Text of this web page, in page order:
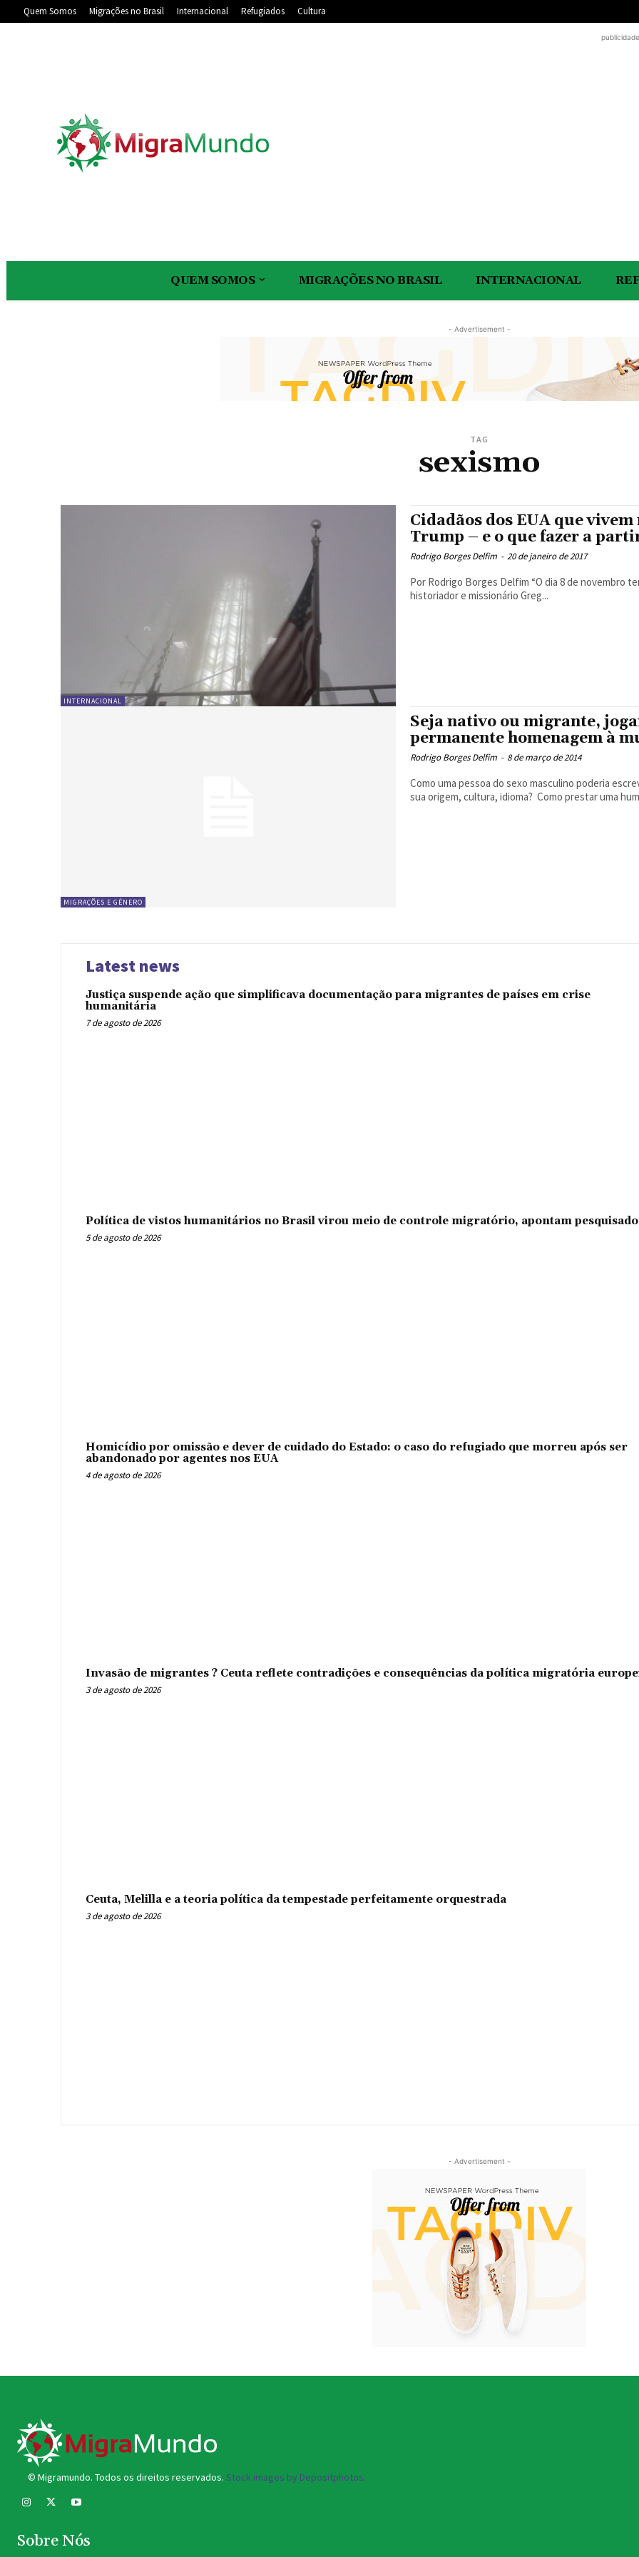
Quem Somos Migrações no Brasil Internacional Refugiados Cultura
QUEM SOMOS MIGRAÇÕES NO BRASIL INTERNACIONAL
- Advertisement -
TAG
sexismo
INTERNACIONAL
Cidadãos dos EUA que
Trump – e o que fazer a
Rodrigo Borges Delfim - 20 de janeiro de 2017
Por Rodrigo Borges Delfim “O dia 8 de novembro tem algo que quer te ensinar. Você vai ouvir?” A afirmação, do
historiador e missionário Greg...
MIGRAÇÕES E GÊNERO
Seja nativo ou migrante,
permanente homenagem à
Rodrigo Borges Delfim - 8 de março de 2014
Como uma pessoa do sexo masculino poderia
sua origem, cultura, idioma? Como prestar uma
Latest news
Justiça suspende ação que simplificava documentação para migrantes de países em crise
humanitária
7 de agosto de 2026
Política de vistos humanitários no Brasil virou meio de controle migratório, apontam
5 de agosto de 2026
Homicídio por omissão e dever de cuidado do Estado: o caso do refugiado que morreu após ser
abandonado por agentes nos EUA
4 de agosto de 2026
Invasão de migrantes ? Ceuta reflete contradições e consequências da política migratória
3 de agosto de 2026
Ceuta, Melilla e a teoria política da tempestade perfeitamente orquestrada
3 de agosto de 2026
- Advertisement -
© Migramundo. Todos os direitos reservados. Stock images by Depositphotos.
Sobre Nós